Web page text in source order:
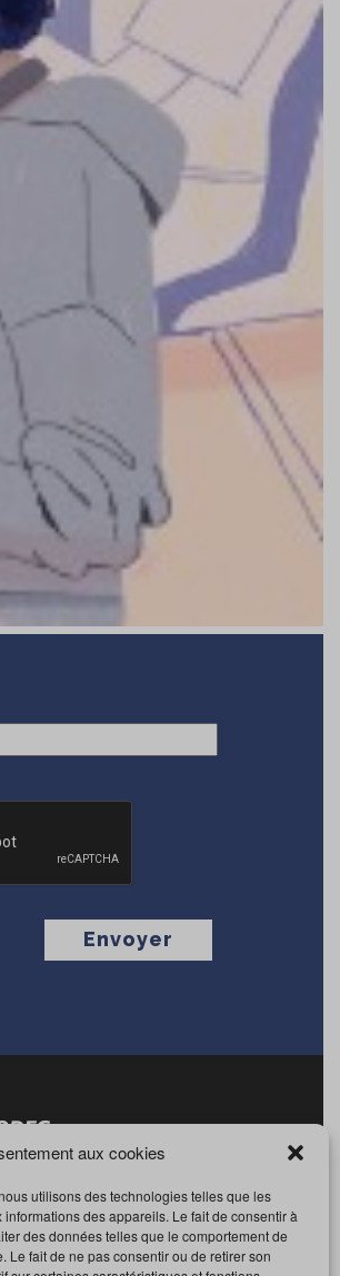
aux cookies
utilisons des technologies telles que les
des appareils. Le fait de consentir à
des données telles que le comportement de
Le fait de ne pas consentir ou de retirer son